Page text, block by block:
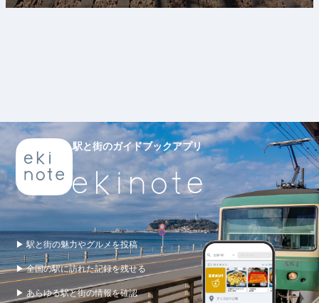
駅と街のガイドブックアプリ
▶ 駅と街の魅力やグルメを投稿
▶ 全国の駅に訪れた記録を残せる
▶ あらゆる駅と街の情報を確認